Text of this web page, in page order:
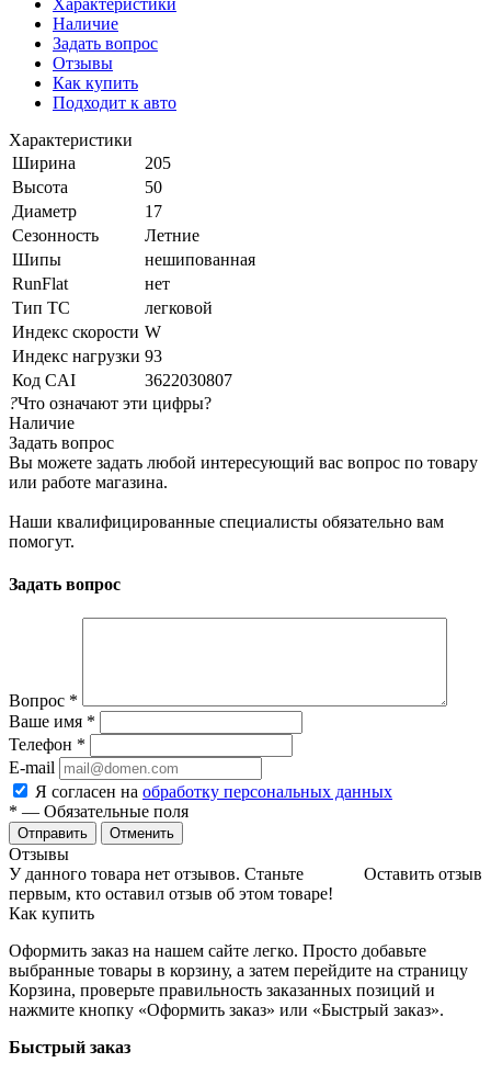
Наличие
Задать вопрос
Отзывы
Как купить
Подходит к авто
Характеристики
Ширина
205
Высота
50
Диаметр
17
Сезонность
Летние
Шипы
нешипованная
RunFlat
нет
Тип ТС
легковой
Индекс скорости W
Индекс нагрузки 93
Код CAI
3622030807
?Что означают эти цифры?
Наличие
Задать вопрос
Вы можете задать любой интересующий вас вопрос по товару
или работе магазина.
Наши квалифицированные специалисты обязательно вам
помогут.
Задать вопрос
Вопрос *
Ваше имя *
Телефон *
E-mail
Я согласен на обработку персональных данных
* — Обязательные поля
Отменить
Отзывы
Оставить отзыв
У данного товара нет отзывов. Станьте
первым, кто оставил отзыв об этом товаре!
Как купить
Оформить заказ на нашем сайте легко. Просто добавьте
выбранные товары в корзину, а затем перейдите на страницу
Корзина, проверьте правильность заказанных позиций и
нажмите кнопку «Оформить заказ» или «Быстрый заказ».
Быстрый заказ